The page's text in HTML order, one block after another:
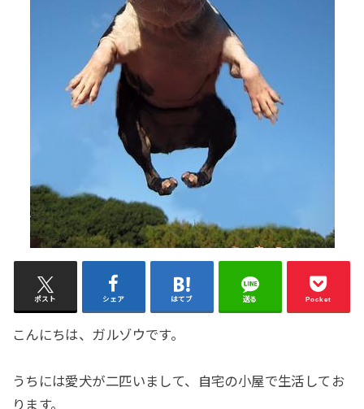
ポスト シェア はてブ 送る Pocket
こんにちは、ガルゾウです。
うちには愛犬が二匹いまして、自宅の小屋で生活してお
ります。